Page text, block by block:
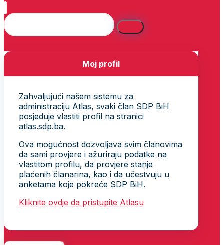
Moj profil
Zahvaljujući našem sistemu za
administraciju Atlas, svaki član SDP BiH
posjeduje vlastiti profil na stranici
atlas.sdp.ba.
Ova mogućnost dozvoljava svim članovima
da sami provjere i ažuriraju podatke na
vlastitom profilu, da provjere stanje
plaćenih članarina, kao i da učestvuju u
anketama koje pokreće SDP BiH.
Kliknite ovdje da pristupite Atlasu